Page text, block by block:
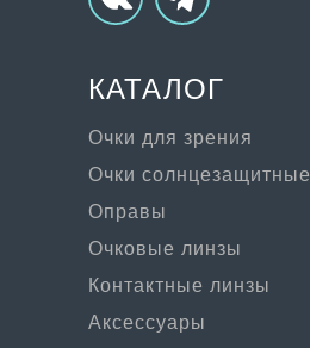
Очки для зрения
Очки солнцезащитные
Очковые линзы
Оправы
Контактные линзы
Аксессуары
КАТАЛОГ